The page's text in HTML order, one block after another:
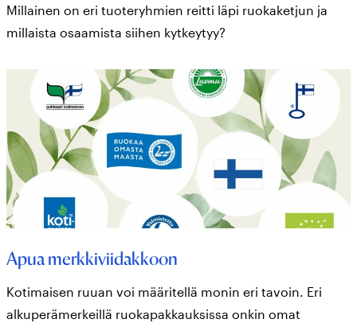
Millainen on eri tuoteryhmien reitti läpi ruokaketjun ja
millaista osaamista siihen kytkeytyy?
Apua merkkiviidakkoon
Kotimaisen ruuan voi määritellä monin eri tavoin. Eri
alkuperämerkeillä ruokapakkauksissa onkin omat